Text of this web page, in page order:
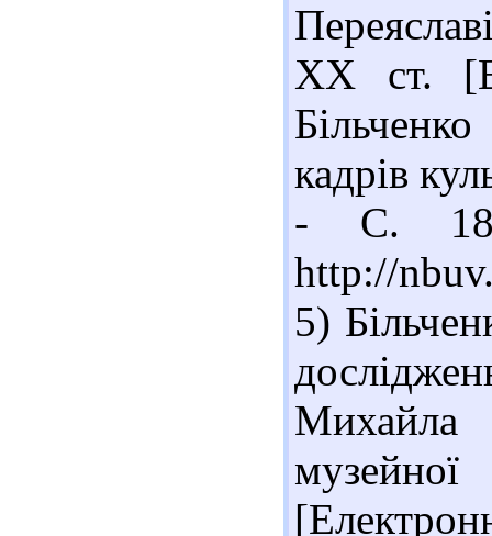
ХХ ст.
кадрів
- С.
http://
5)
Михайла